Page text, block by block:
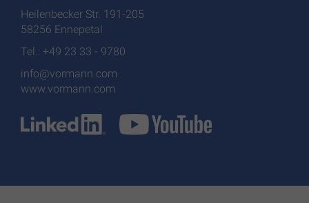
Heilenbecker Str. 191-205
58256 Ennepetal
Tel.: +49 23 33 - 9780
info@vormann.com
www.vormann.com